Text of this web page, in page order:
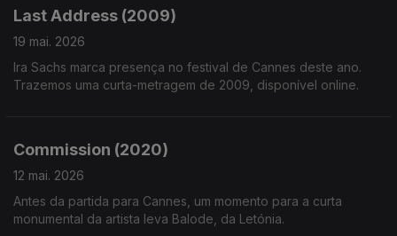
Last Address (2009)
19 mai. 2026
Ira Sachs marca presença no festival de Cannes deste ano.
Trazemos uma curta-metragem de 2009, disponível online.
Commission (2020)
12 mai. 2026
Antes da partida para Cannes, um momento para a curta
monumental da artista Ieva Balode, da Letónia.